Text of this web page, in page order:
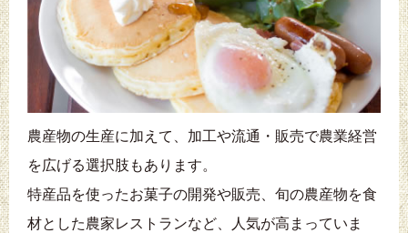
農産物の生産に加えて、加工や流通・販売で農業経営
を広げる選択肢もあります。
特産品を使ったお菓子の開発や販売、旬の農産物を食
材とした農家レストランなど、人気が高まっていま